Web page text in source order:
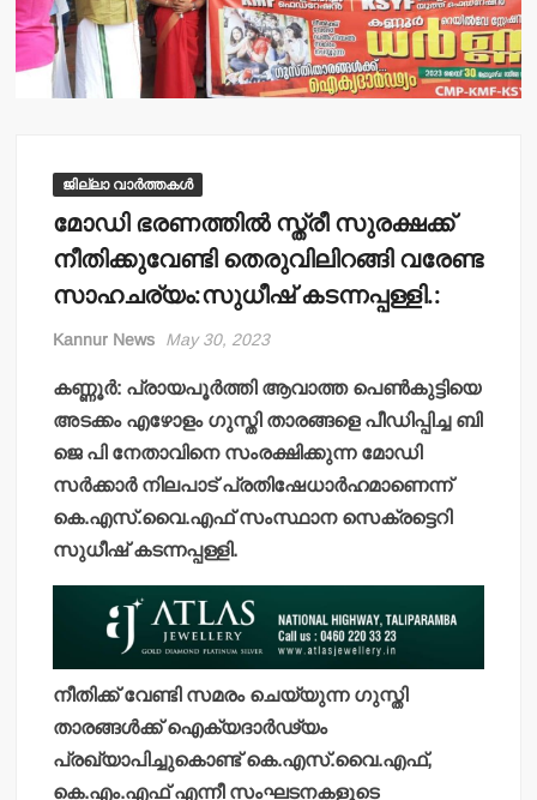
ജില്ലാ വാർത്തകൾ
മോഡി ഭരണത്തില്‍ സ്ത്രീ സുരക്ഷക്ക്
നീതിക്കുവേണ്ടി തെരുവിലിറങ്ങി വരേണ്ട
സാഹചര്യം:സുധീഷ് കടന്നപ്പള്ളി.:
Kannur News May 30, 2023
കണ്ണൂര്‍: പ്രായപൂര്‍ത്തി ആവാത്ത പെണ്‍കുട്ടിയെ
അടക്കം എഴോളം ഗുസ്തി താരങ്ങളെ പീഡിപ്പിച്ച ബി
ജെ പി നേതാവിനെ സംരക്ഷിക്കുന്ന മോഡി
സര്‍ക്കാര്‍ നിലപാട് പ്രതിഷേധാര്‍ഹമാണെന്ന്
കെ.എസ്.വൈ.എഫ് സംസ്ഥാന സെക്രട്ടെറി
സുധീഷ് കടന്നപ്പള്ളി.
നീതിക്ക് വേണ്ടി സമരം ചെയ്യുന്ന ഗുസ്തി
താരങ്ങള്‍ക്ക് ഐക്യദാര്‍ഢ്യം
പ്രഖ്യാപിച്ചുകൊണ്ട് കെ.എസ്.വൈ.എഫ്,
കെ.എം.എഫ് എന്നീ സംഘടനകളുടെ